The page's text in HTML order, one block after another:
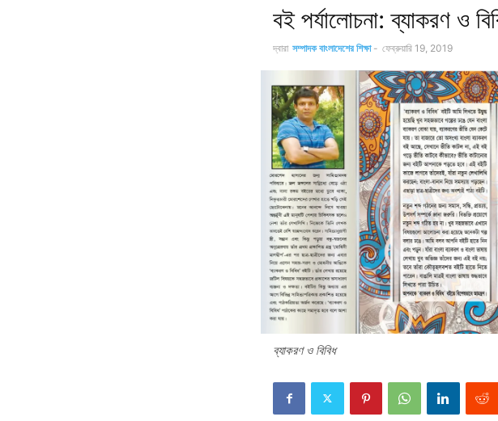
বই পর্যালোচনা: ব্যাকরণ ও
দ্বারা সম্পাদক বাংলাদেশের শিক্ষা - ফেব্রুয়ারি 19, 2019
ব্যাকরণ ও বিবিধ